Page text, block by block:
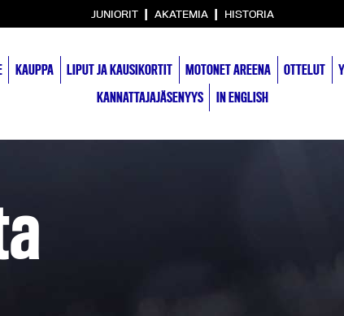
JUNIORIT | AKATEMIA | HISTORIA
KAUPPA LIPUT JA KAUSIKORTIT MOTONET AREENA OTTELUT
KANNATTAJAJÄSENYYS
IN ENGLISH